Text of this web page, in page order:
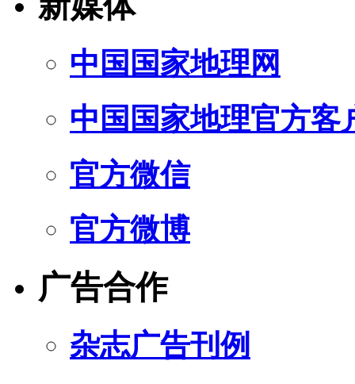
中国国家地理网
中国国家地理官方客
官方微信
官方微博
广告合作
杂志广告刊例